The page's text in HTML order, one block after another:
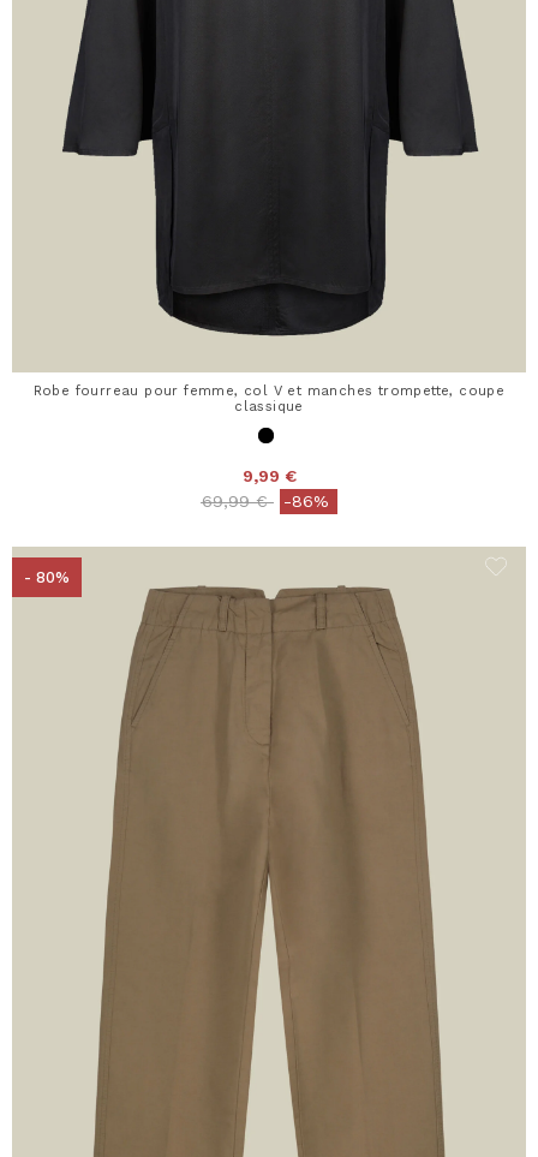
Robe fourreau pour femme, col V et manches trompette, coupe
classique
9,99 €
Price reduced from
69,99 €to-86%
- 80%